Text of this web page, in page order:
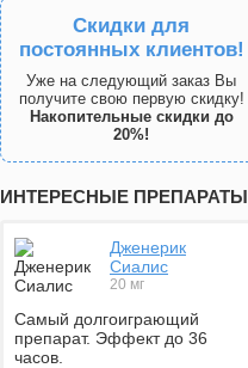
Скидки для
постоянных клиентов!
Уже на следующий заказ Вы
получите свою первую скидку!
Накопительные скидки до
20%!
ИНТЕРЕСНЫЕ ПРЕПАРАТЫ
Дженерик
Сиалис
20 мг
Самый долгоиграющий
препарат. Эффект до 36
часов.